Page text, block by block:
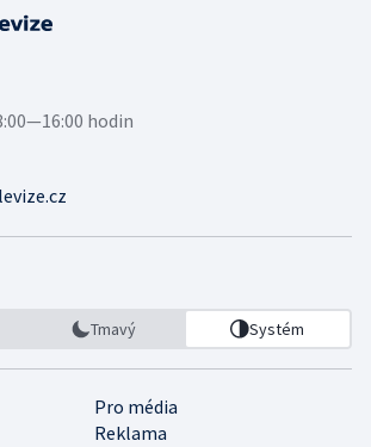
hodin
Tmavý Systém
Pro média
Reklama